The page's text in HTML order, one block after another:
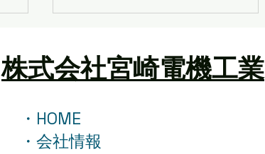
株式会社宮崎電機工業
・HOME
・会社情報